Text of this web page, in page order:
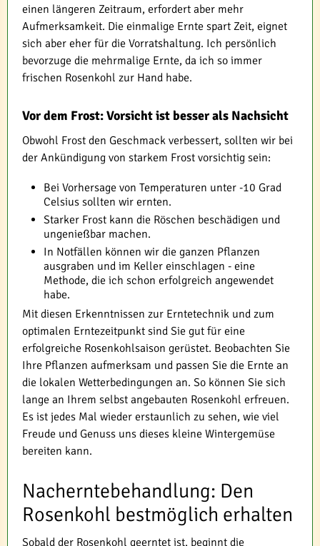
einen längeren Zeitraum, erfordert aber mehr
Aufmerksamkeit. Die einmalige Ernte spart Zeit, eignet
sich aber eher für die Vorratshaltung. Ich persönlich
bevorzuge die mehrmalige Ernte, da ich so immer
frischen Rosenkohl zur Hand habe.
Vor dem Frost: Vorsicht ist besser als Nachsicht
Obwohl Frost den Geschmack verbessert, sollten wir bei
der Ankündigung von starkem Frost vorsichtig sein:
Bei Vorhersage von Temperaturen unter -10 Grad
Celsius sollten wir ernten.
Starker Frost kann die Röschen beschädigen und
ungenießbar machen.
In Notfällen können wir die ganzen Pflanzen
ausgraben und im Keller einschlagen - eine
Methode, die ich schon erfolgreich angewendet
habe.
Mit diesen Erkenntnissen zur Erntetechnik und zum
optimalen Erntezeitpunkt sind Sie gut für eine
erfolgreiche Rosenkohlsaison gerüstet. Beobachten Sie
Ihre Pflanzen aufmerksam und passen Sie die Ernte an
die lokalen Wetterbedingungen an. So können Sie sich
lange an Ihrem selbst angebauten Rosenkohl erfreuen.
Es ist jedes Mal wieder erstaunlich zu sehen, wie viel
Freude und Genuss uns dieses kleine Wintergemüse
bereiten kann.
Nacherntebehandlung: Den
Rosenkohl bestmöglich erhalten
Sobald der Rosenkohl geerntet ist, beginnt die